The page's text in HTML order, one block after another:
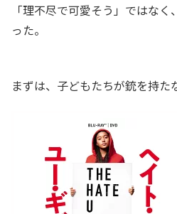
「理不尽で可愛そう」ではな
った。
まずは、子どもたちが銃を持た